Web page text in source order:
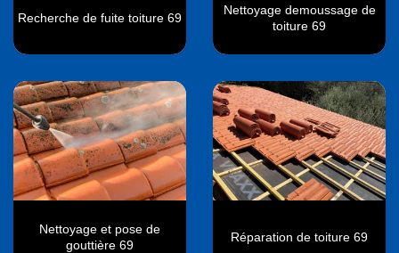
Recherche de fuite toiture 69
Nettoyage demoussage de
toiture 69
Nettoyage et pose de
gouttière 69
Réparation de toiture 69